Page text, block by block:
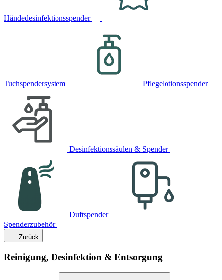
Händedesinfektionsspender
Tuchspendersystem Pflegelotionsspender
Desinfektionssäulen & Spender
Duftspender
Spenderzubehör
Zurück
Reinigung, Desinfektion & Entsorgung